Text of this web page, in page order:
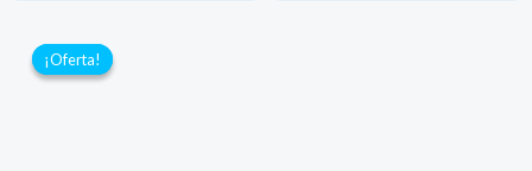
¡Oferta!
¡Oferta!